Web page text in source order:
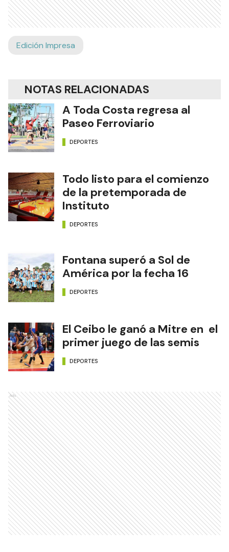
Edición Impresa
NOTAS RELACIONADAS
A Toda Costa regresa al
Paseo Ferroviario
DEPORTES
Todo listo para el comienzo
de la pretemporada de
Instituto
DEPORTES
Fontana superó a Sol de
América por la fecha 16
DEPORTES
El Ceibo le ganó a Mitre en el
primer juego de las semis
DEPORTES
Ads